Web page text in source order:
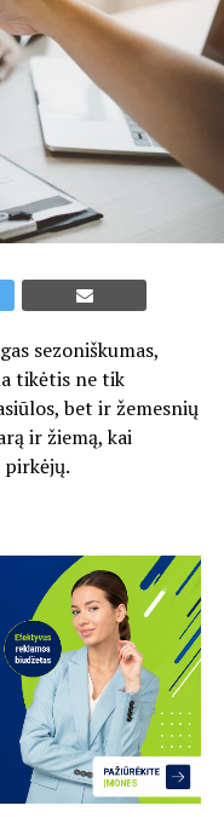
sezoniškumas,
tikėtis ne tik
bet ir žemesnių
ir žiemą, kai
pirkėjų.